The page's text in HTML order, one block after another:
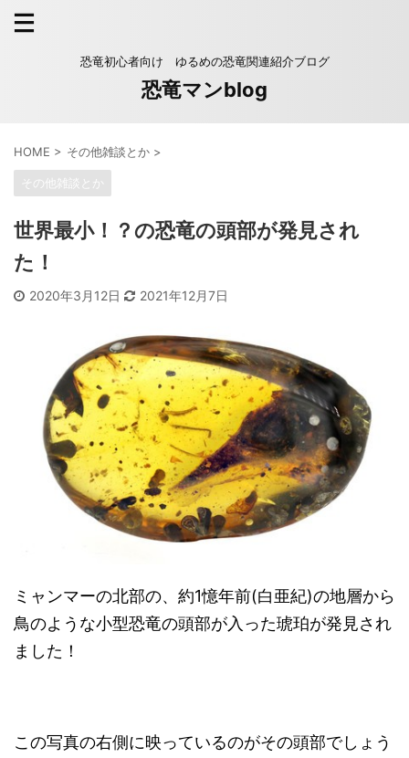
恐竜初心者向け ゆるめの恐竜関連紹介ブログ
恐竜マンblog
HOME > その他雑談とか >
その他雑談とか
世界最小！？の恐竜の頭部が発見され
た！
2020年3月12日 2021年12月7日
ミャンマーの北部の、約1憶年前(白亜紀)の地層から
鳥のような小型恐竜の頭部が入った琥珀が発見され
ました！
この写真の右側に映っているのがその頭部でしょう